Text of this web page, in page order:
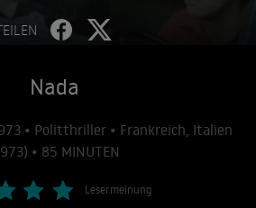
Nada
• Politthriller • Frankreich, Italien
• 85 MINUTEN
Lesermeinung